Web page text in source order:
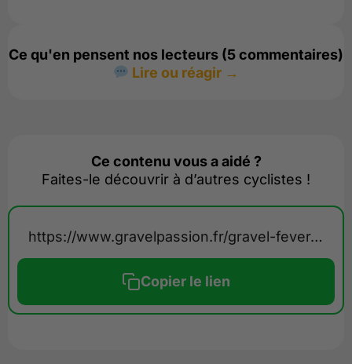
Ce qu'en pensent nos lecteurs (5 commentaires)
Lire ou réagir →
Ce contenu vous a aidé ?
Faites-le découvrir à d’autres cyclistes !
https://www.gravelpassion.fr/gravel-fever-annule-en-2026/
Copier le lien